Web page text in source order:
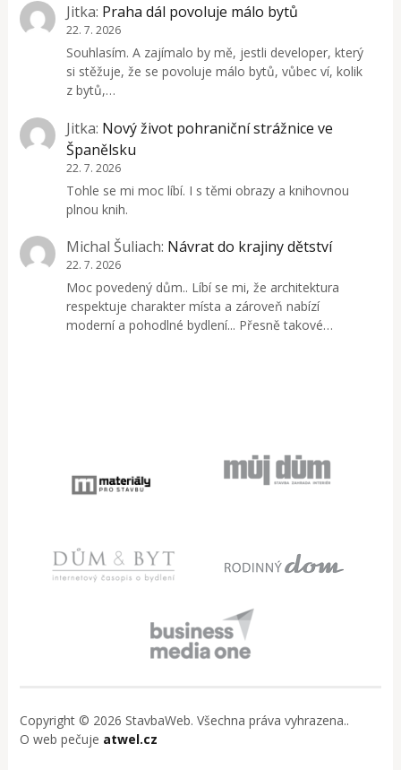
Jitka: Praha dál povoluje málo bytů
22. 7. 2026
Souhlasím. A zajímalo by mě, jestli developer, který
si stěžuje, že se povoluje málo bytů, vůbec ví, kolik
z bytů,…
Jitka: Nový život pohraniční strážnice ve
Španělsku
22. 7. 2026
Tohle se mi moc líbí. I s těmi obrazy a knihovnou
plnou knih.
Michal Šuliach: Návrat do krajiny dětství
22. 7. 2026
Moc povedený dům.. Líbí se mi, že architektura
respektuje charakter místa a zároveň nabízí
moderní a pohodlné bydlení... Přesně takové…
Copyright © 2026 StavbaWeb. Všechna práva vyhrazena..
O web pečuje atwel.cz